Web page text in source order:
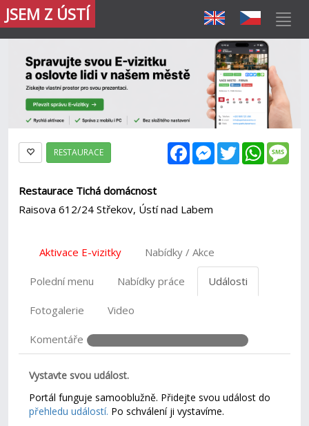
JSEM Z ÚSTÍ
FacebookMessenger
Twitter
RESTAURACE
Restaurace Tichá domácnost
Raisova 612/24 Střekov, Ústí nad Labem
Aktivace E-vizitky Nabídky / Akce
Polední menu Nabídky práce Události
Fotogalerie Video
Komentáře
Vystavte svou událost.
Portál funguje samooblužně. Přidejte svou událost do
přehledu událostí. Po schválení ji vystavíme.